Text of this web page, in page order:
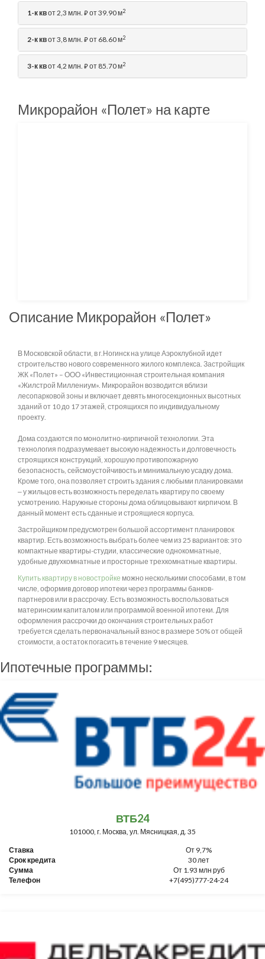
1-к квот 2,3 млн. ⃏от 39.90 м2
2-к квот 3,8 млн. ⃏от 68.60 м2
3-к квот 4,2 млн. ⃏от 85.70 м2
Микрорайон «Полет» на карте
Описание Микрорайон «Полет»
В Московской области, в г.Ногинск на улице Аэроклубной идет
строительство нового современного жилого комплекса. Застройщик
ЖК «Полет» – ООО «Инвестиционная строительная компания
«Жилстрой Миллениум». Микрорайон возводится вблизи
лесопарковой зоны и включает девять многосекционных высотных
зданий от 10 до 17 этажей, строящихся по индивидуальному
проекту.
Дома создаются по монолитно-кирпичной технологии. Эта
технология подразумевает высокую надежность и долговечность
строящихся конструкций, хорошую противопожарную
безопасность, сейсмоустойчивость и минимальную усадку дома.
Кроме того, она позволяет строить здания с любыми планировками
‒ у жильцов есть возможность переделать квартиру по своему
усмотрению. Наружные стороны дома облицовывают кирпичом. В
данный момент есть сданные и строящиеся корпуса.
Застройщиком предусмотрен большой ассортимент планировок
квартир. Есть возможность выбрать более чем из 25 вариантов: это
компактные квартиры-студии, классические однокомнатные,
удобные двухкомнатные и просторные трехкомнатные квартиры.
Купить квартиру в новостройке можно несколькими способами, в том
числе, оформив договор ипотеки через программы банков-
партнеров или в рассрочку. Есть возможность воспользоваться
материнским капиталом или программой военной ипотеки. Для
оформления рассрочки до окончания строительных работ
требуется сделать первоначальный взнос в размере 50% от общей
стоимости, а остаток погасить в течение 9 месяцев.
Ипотечные программы:
ВТБ24
101000, г. Москва, ул. Мясницкая, д. 35
Ставка
От 9,7%
Срок кредита
30 лет
Сумма
От 1.93 млн руб
Телефон
+7(495)777-24-24